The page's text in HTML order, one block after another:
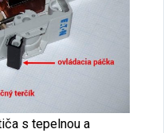
s tepelnou a